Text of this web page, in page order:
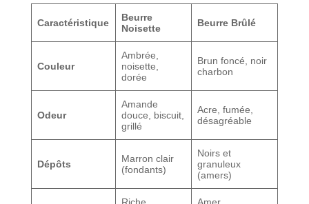
Caractéristique
Beurre
Noisette
Beurre Brûlé
Couleur
Ambrée,
noisette,
dorée
Brun foncé, noir
charbon
Odeur
Amande
douce, biscuit,
grillé
Acre, fumée,
désagréable
Dépôts
Marron clair
(fondants)
Noirs et
granuleux
(amers)